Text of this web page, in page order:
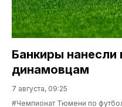
Банкиры нанесли
динамовцам
7 августа, 09:25
#Чемпионат Тюмени по